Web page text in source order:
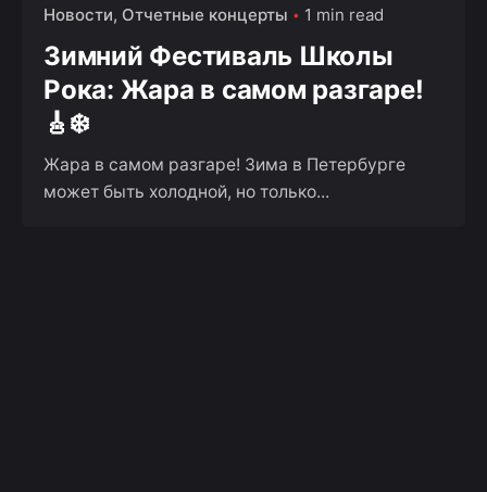
Новости Отчетные концерты 1 min read
Зимний Фестиваль Школы
Рока: Жара в самом разгаре!
🎸❄️
Жара в самом разгаре! Зима в Петербурге
может быть холодной, но только...